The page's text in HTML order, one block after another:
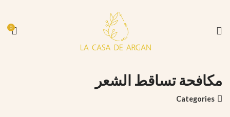
0
مكافحة تساقط الشعر
Categories